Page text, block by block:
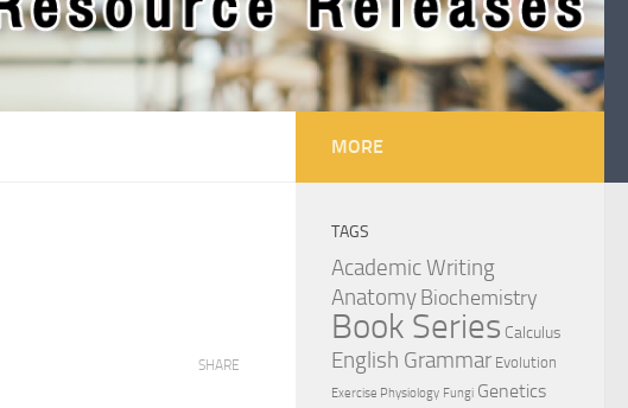
SHARE
MORE
TAGS
Academic Writing
AnatomyBiochemistry
Book Series Calculus
English Grammar Evolution
Exercise Physiology Fungi Genetics